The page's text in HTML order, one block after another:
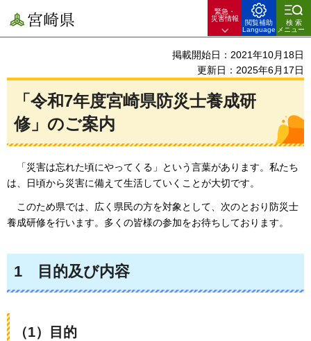
宮崎県
緊急・
災害情報
閲覧補助
Language
検索
メニュー
掲載開始日：2021年10月18日
更新日：2025年6月17日
「令和7年度宮崎県防災士養成研
修」のご案内
「災害は忘れた頃にやってくる」という言葉があります。私たち
は、日頃から災害に備えて生活していくことが大切です。
このため県では、 広く県民の方を対象として、次のとおり防災士
養成研修を行います。多くの皆様の参加をお待ちしております。
1 目的及び内容
（1）目的